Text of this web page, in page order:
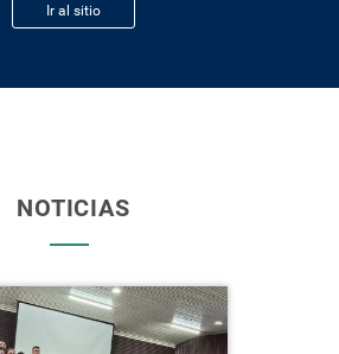
Ir al sitio
NOTICIAS